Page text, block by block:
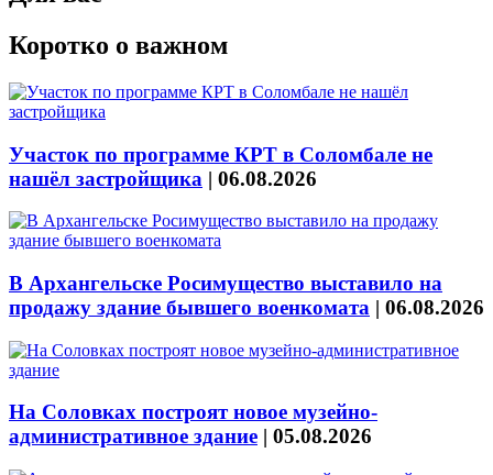
Коротко о важном
Участок по программе КРТ в Соломбале не
нашёл застройщика | 06.08.2026
В Архангельске Росимущество выставило на
продажу здание бывшего военкомата | 06.08.2026
На Соловках построят новое музейно-
административное здание | 05.08.2026